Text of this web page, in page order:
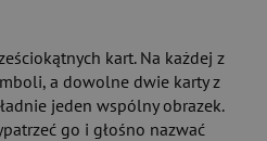
kart. Na każdej z
a dowolne dwie karty z
jeden wspólny obrazek.
go i głośno nazwać